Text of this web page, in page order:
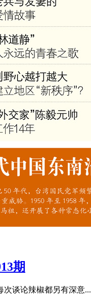
期
次谈论辣椒都另有深意...